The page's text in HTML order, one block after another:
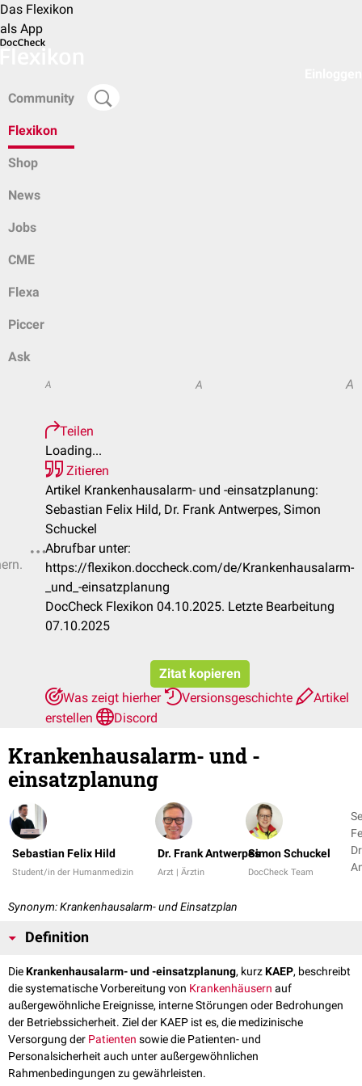
Das Flexikon
als App
Community
Flexikon
Shop
News
Jobs
CME
Flexa
Piccer
Ask
A A A
Teilen
Loading...
Zitieren
Artikel Krankenhausalarm- und -einsatzplanung:
Sebastian Felix Hild, Dr. Frank Antwerpes, Simon
Schuckel
Abrufbar unter:
https://flexikon.doccheck.com/de/Krankenhausalarm-
_und_-einsatzplanung
DocCheck Flexikon 04.10.2025. Letzte Bearbeitung
07.10.2025
Zitat kopieren
Was zeigt hierher
Versionsgeschichte
Artikel
erstellen
Discord
Krankenhausalarm- und -
einsatzplanung
Sebastian Felix Hild
Student/in der Humanmedizin
Dr. Frank Antwerpes
Arzt | Ärztin
Simon Schuckel
DocCheck Team
Synonym: Krankenhausalarm- und Einsatzplan
Definition
DieKrankenhausalarm- und -einsatzplanung, kurzKAEP, beschreibt
die systematische Vorbereitung von Krankenhäusern auf
außergewöhnliche Ereignisse, interne Störungen oder Bedrohungen
der Betriebssicherheit. Ziel der KAEP ist es, die medizinische
Versorgung der Patienten sowie die Patienten- und
Personalsicherheit auch unter außergewöhnlichen
Rahmenbedingungen zu gewährleisten.